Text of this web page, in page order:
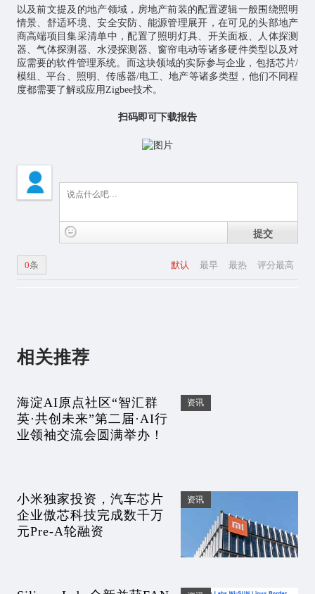
以及前文提及的地产领域，房地产前装的配置逻辑一般围绕照明
情景、舒适环境、安全安防、能源管理展开，在可见的头部地产
商高端项目集采清单中，配置了照明灯具、开关面板、人体探测
器、气体探测器、水浸探测器、窗帘电动等诸多硬件类型以及对
应需要的软件管理系统。而这块领域的实际参与企业，包括芯片/
模组、平台、照明、传感器/电工、地产等诸多类型，他们不同程
度都需要了解或应用Zigbee技术。
扫码即可下载报告
提交
默认 最早 最热 评分最高
0条
相关推荐
海淀AI原点社区“智汇群
英·共创未来”第二届·AI行
业领袖交流会圆满举办！
资讯
小米独家投资，汽车芯片
企业傲芯科技完成数千万
元Pre-A轮融资
资讯